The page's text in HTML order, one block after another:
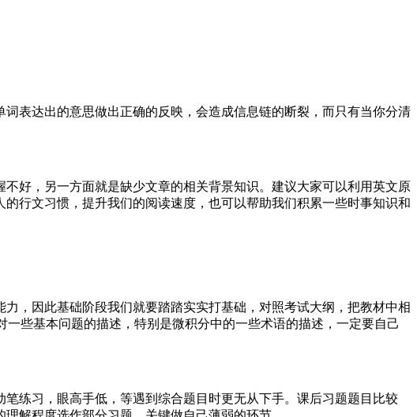
表达出的意思做出正确的反映，会造成信息链的断裂，而只有当你分清
好，另一方面就是缺少文章的相关背景知识。建议大家可以利用英文原
行文习惯，提升我们的阅读速度，也可以帮助我们积累一些时事知识和
，因此基础阶段我们就要踏踏实实打基础，对照考试大纲，把教材中相
些基本问题的描述，特别是微积分中的一些术语的描述，一定要自己
练习，眼高手低，等遇到综合题目时更无从下手。课后习题题目比较